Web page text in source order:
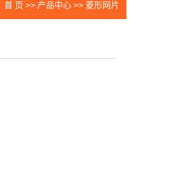
首 页 >> 产品中心 >> 菱形网片